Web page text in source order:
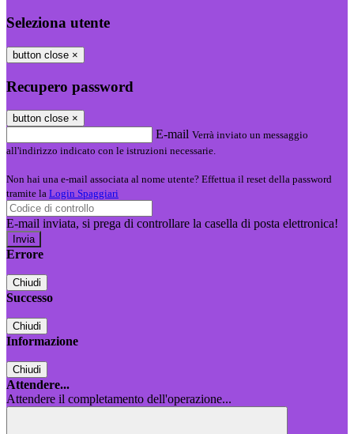
Seleziona utente
button close ×
Recupero password
button close ×
E-mail Verrà inviato un messaggio
all'indirizzo indicato con le istruzioni necessarie.
Non hai una e-mail associata al nome utente? Effettua il reset della password
tramite la Login Spaggiari
E-mail inviata, si prega di controllare la casella di posta elettronica!
Errore
Chiudi
Successo
Chiudi
Informazione
Chiudi
Attendere...
Attendere il completamento dell'operazione...